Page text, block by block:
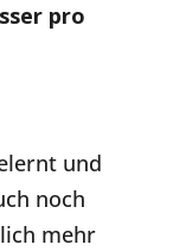
pro
und
noch
mehr